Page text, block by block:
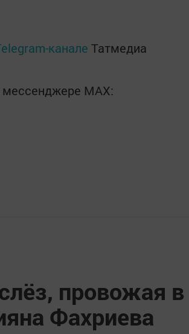
канале Татмедиа
мессенджере MАХ:
провожая в
Фахриева